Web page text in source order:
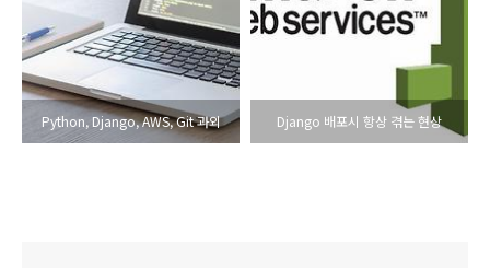
Python, Django, AWS, Git 과외 Django 배포시 항상 겪는 현상